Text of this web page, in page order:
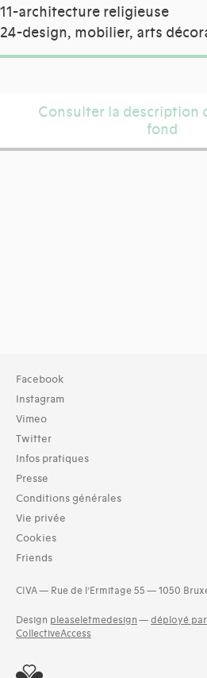
11-architecture religieuse
24-design, mobilier, arts
Consulter la description
fond
Facebook
Instagram
Vimeo
Twitter
Infos pratiques
Presse
Conditions générales
Vie privée
Cookies
Friends
CIVA — Rue de l’Ermitage 55 — 1050
Design pleaseletmedesign — déployé
CollectiveAccess